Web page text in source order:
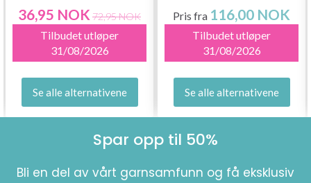
36,95 NOK 72,95 NOK
Tilbudet utløper
31/08/2026
Se alle alternativene
Pris fra 116,00 NOK
Tilbudet utløper
31/08/2026
Se alle alternativene
Spar opp til 50%
Bli en del av vårt garnsamfunn og få eksklusiv